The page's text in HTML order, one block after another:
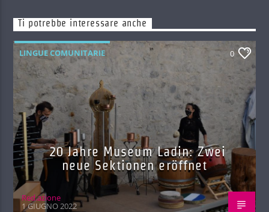
Ti potrebbe interessare anche
LINGUE COMUNITARIE 0
20 Jahre Museum Ladin: Zwei
neue Sektionen eröffnet
Red.azione
1 GIUGNO 2022